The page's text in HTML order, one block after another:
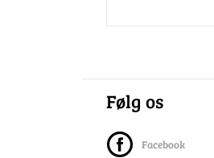
Følg os
Facebook